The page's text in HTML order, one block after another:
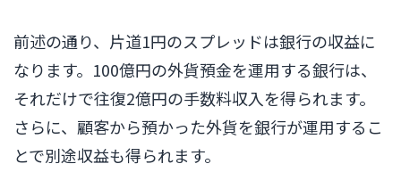
前述の通り、片道1円のスプレッドは銀行の収益に
なります。100億円の外貨預金を運用する銀行は、
それだけで往復2億円の手数料収入を得られます。
さらに、顧客から預かった外貨を銀行が運用するこ
とで別途収益も得られます。